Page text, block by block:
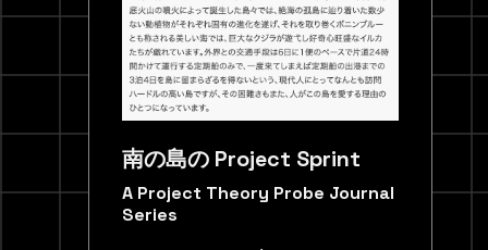
南の島の Project Sprint
A Project Theory Probe Journal
Series